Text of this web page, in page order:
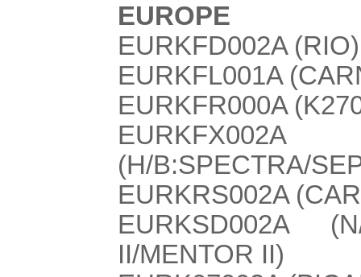
EUROPE
EURKFD002A (RIO)
EURKFL001A
EURKFR000A
EURKFX002A
(H/B:SPECTRA/
EURKRS002A
EURKSD002A
II/MENTOR II)